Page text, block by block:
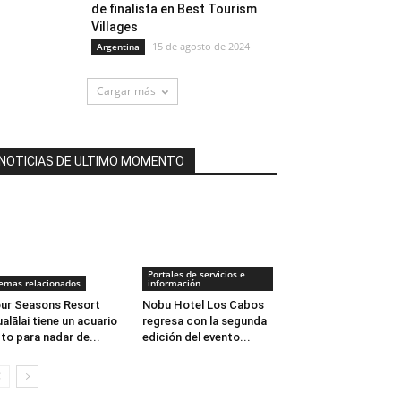
de finalista en Best Tourism
Villages
Argentina 15 de agosto de 2024
Cargar más
NOTICIAS DE ULTIMO MOMENTO
relacionados
Seasons Resort
tiene un acuario
para nadar de...
Portales de servicios e
información
Nobu Hotel Los Cabos
regresa con la segunda
edición del evento...